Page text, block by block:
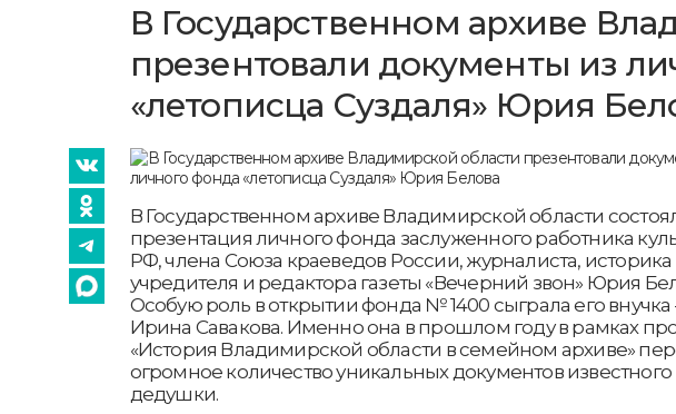
В Государственном архиве
презентовали документы из
«летописца Суздаля» Юрия
В Государственном архиве Владимирской области
презентация личного фонда заслуженного работника
РФ, члена Союза краеведов России, журналиста, историка
учредителя и редактора газеты «Вечерний звон» Юрия
Особую роль в открытии фонда № 1400 сыграла его внучка
Ирина Савакова. Именно она в прошлом году в рамках
«История Владимирской области в семейном архиве»
огромное количество уникальных документов известного
дедушки.